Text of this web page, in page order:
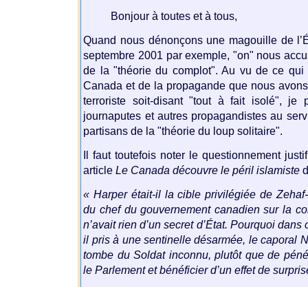
Bonjour à toutes et à tous,
Quand nous dénonçons une magouille de
septembre 2001 par exemple, "on" nous
de la "théorie du complot". Au vu de ce
Canada et de la propagande que nous
terroriste soit-disant "tout à fait isolé", je
journaputes et autres propagandistes au
partisans de la "théorie du loup solitaire".
Il faut toutefois noter le questionnement
articleLe Canada découvre le péril islamiste
« Harper était-il la cible privilégiée de
du chef du gouvernement canadien sur la
n’avait rien d’un secret d’État. Pourquoi dans
il pris à une sentinelle désarmée, le caporal
tombe du Soldat inconnu, plutôt que de
le Parlement et bénéficier d’un effet de